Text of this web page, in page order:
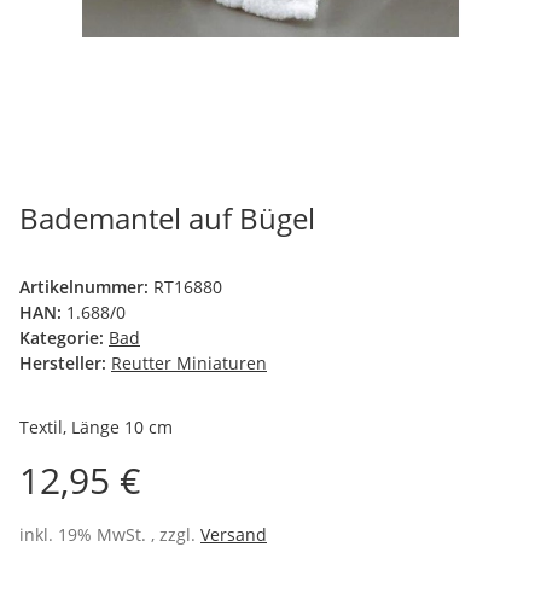
Bademantel auf Bügel
Artikelnummer: RT16880
HAN: 1.688/0
Kategorie: Bad
Hersteller: Reutter Miniaturen
Textil, Länge 10 cm
12,95 €
inkl. 19% MwSt. , zzgl. Versand